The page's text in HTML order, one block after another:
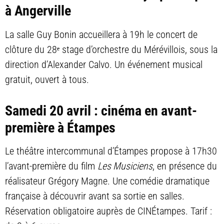
à Angerville
La salle Guy Bonin accueillera à 19h le concert de
clôture du 28ᵉ stage d’orchestre du Mérévillois, sous la
direction d’Alexander Calvo. Un événement musical
gratuit, ouvert à tous.
Samedi 20 avril : cinéma en avant-
première à Étampes
Le théâtre intercommunal d’Étampes propose à 17h30
l’avant-première du film Les Musiciens, en présence du
réalisateur Grégory Magne. Une comédie dramatique
française à découvrir avant sa sortie en salles.
Réservation obligatoire auprès de CINÉtampes. Tarif :